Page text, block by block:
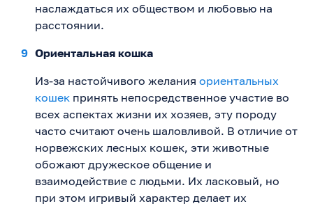
наслаждаться их обществом и любовью на
расстоянии.
Ориентальная кошка
Из-за настойчивого желания ориентальных
кошек принять непосредственное участие во
всех аспектах жизни их хозяев, эту породу
часто считают очень шаловливой. В отличие от
норвежских лесных кошек, эти животные
обожают дружеское общение и
взаимодействие с людьми. Их ласковый, но
при этом игривый характер делает их